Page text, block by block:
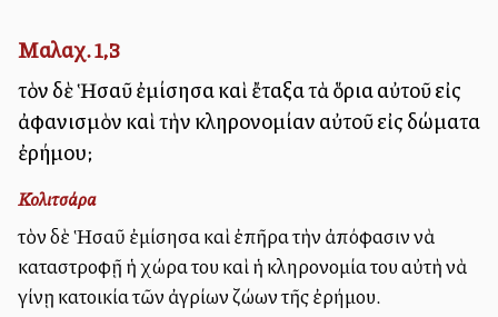
Μαλαχ. 1,3
τὸν δὲ Ἡσαῦ ἐμίσησα καὶ ἔταξα τὰ ὅρια αὐτοῦ εἰς
ἀφανισμὸν καὶ τὴν κληρονομίαν αὐτοῦ εἰς δώματα
ἐρήμου;
Κολιτσάρα
τὸν δὲ Ἡσαῦ ἐμίσησα καὶ ἐπῆρα τὴν ἀπόφασιν νὰ
καταστροφῇ ἡ χώρα του καὶ ἡ κληρονομία του αὐτὴ νὰ
γίνῃ κατοικία τῶν ἀγρίων ζώων τῆς ἐρήμου.